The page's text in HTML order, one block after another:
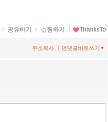
ｌ 공유하기 ｌ 찜하기 ｌ ThanksTo
먼댓글바로쓰기
주소복사